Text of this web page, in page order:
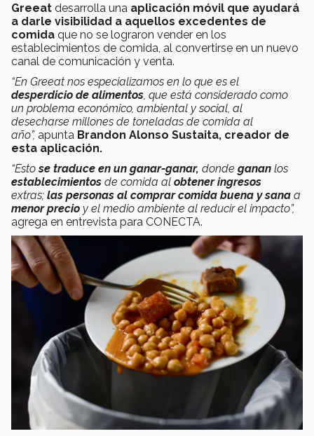
Greeat desarrolla una aplicación móvil que ayudará
a darle visibilidad a aquellos excedentes de
comida que no se lograron vender en los
establecimientos de comida, al convertirse en un nuevo
canal de comunicación y venta.
“En Greeat nos especializamos en lo que es el
desperdicio de alimentos , que está considerado como
un problema económico, ambiental y social, al
desecharse millones de toneladas de comida al
año”, apunta Brandon Alonso Sustaita, creador de
esta aplicación.
“Estose traduce en un ganar-ganar, donde ganan los
establecimientos de comida al obtener ingresos
extras; las personas al comprar comida buena y sana a
menor precio y el medio ambiente al reducir el impacto”,
agrega en entrevista para CONECTA.